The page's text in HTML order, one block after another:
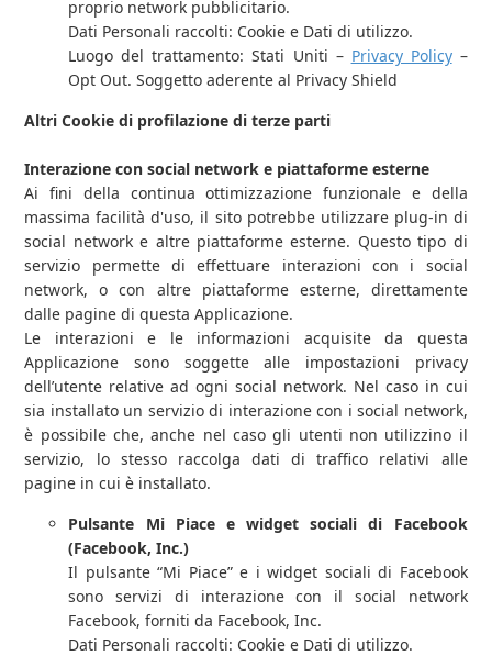
proprio network pubblicitario.
Dati Personali raccolti: Cookie e Dati di utilizzo.
Luogo del trattamento: Stati Uniti – Privacy Policy–
Opt Out. Soggetto aderente al Privacy Shield
Altri Cookie di profilazione di terze parti
Interazione con social network e piattaforme esterne
Ai fini della continua ottimizzazione funzionale e della
massima facilità d'uso, il sito potrebbe utilizzare plug-in di
social network e altre piattaforme esterne. Questo tipo di
servizio permette di effettuare interazioni con i social
network, o con altre piattaforme esterne, direttamente
dalle pagine di questa Applicazione.
Le interazioni e le informazioni acquisite da questa
Applicazione sono soggette alle impostazioni privacy
dell’utente relative ad ogni social network. Nel caso in cui
sia installato un servizio di interazione con i social network,
è possibile che, anche nel caso gli utenti non utilizzino il
servizio, lo stesso raccolga dati di traffico relativi alle
pagine in cui è installato.
Pulsante Mi Piace e widget sociali di Facebook
(Facebook, Inc.)
Il pulsante “Mi Piace” e i widget sociali di Facebook
sono servizi di interazione con il social network
Facebook, forniti da Facebook, Inc.
Dati Personali raccolti: Cookie e Dati di utilizzo.